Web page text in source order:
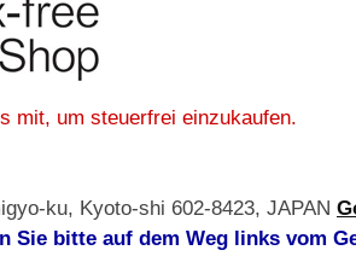
mit, um steuerfrei einzukaufen.
ku, Kyoto-shi 602-8423, JAPAN
Sie bitte auf dem Weg links vom